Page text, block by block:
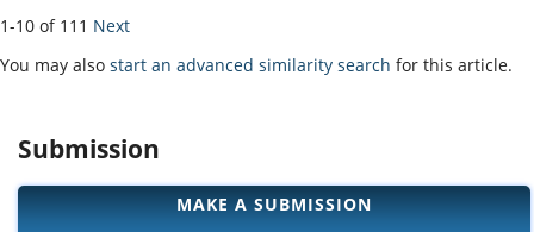
1-10 of 111 Next
You may also start an advanced similarity search for this article.
Submission
MAKE A SUBMISSION